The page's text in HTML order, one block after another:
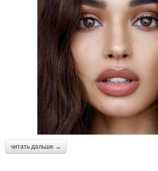
читать дальше →